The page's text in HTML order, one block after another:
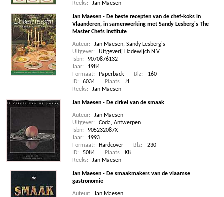
Reeks:
Jan Maesen
Jan Maesen - De beste recepten van de chef-koks in
Vlaanderen, in samenwerking met Sandy Lesberg's The
Master Chefs Institute
Auteur: Jan Maesen, Sandy Lesberg's
Uitgever:
Uitgeverij Hadewijch N.V.
Isbn:
9070876132
Jaar:
1984
Formaat:
Paperback Blz:
160
ID:
6034 Plaats
J1
Reeks:
Jan Maesen
Jan Maesen - De cirkel van de smaak
Auteur:
Jan Maesen
Uitgever:
Coda, Antwerpen
Isbn:
905232087X
Jaar:
1993
Formaat:
Hardcover Blz:
230
ID:
5084 Plaats
K8
Reeks:
Jan Maesen
Jan Maesen - De smaakmakers van de vlaamse
gastronomie
Auteur:
Jan Maesen